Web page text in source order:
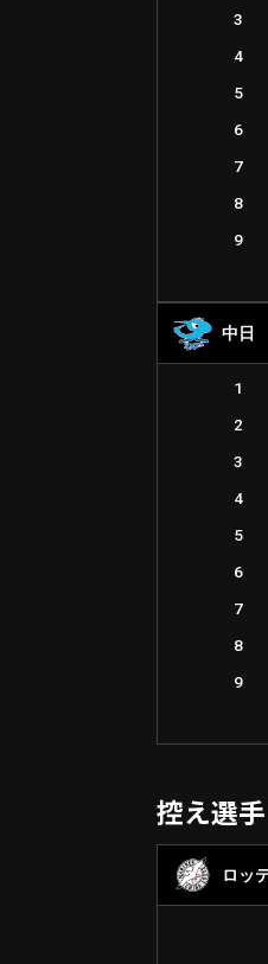
3
4
5
6
7
8
9
中日
1
2
3
4
5
6
7
8
9
控え選手
ロッ